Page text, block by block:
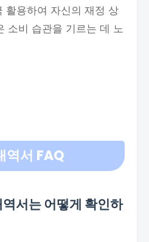
활용하여 자신의 재정 상
소비 습관을 기르는 데 노
역서 FAQ
서는 어떻게 확인하